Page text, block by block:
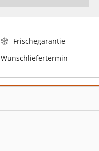
Frischegarantie
Wunschliefertermin